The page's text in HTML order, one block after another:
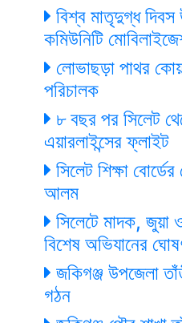
বিশ্ব মাতৃদুগ্ধ দিবস
কমিউনিটি
লোভাছড়া পাথর
পরিচালক
৮ বছর পর সিলেট
এয়ারলাইন্সের ফ্লাইট
সিলেট শিক্ষা
আলম
সিলেটে মাদক, জুয়া
বিশেষ অভিযানের
জকিগঞ্জ উপজেলা
গঠন